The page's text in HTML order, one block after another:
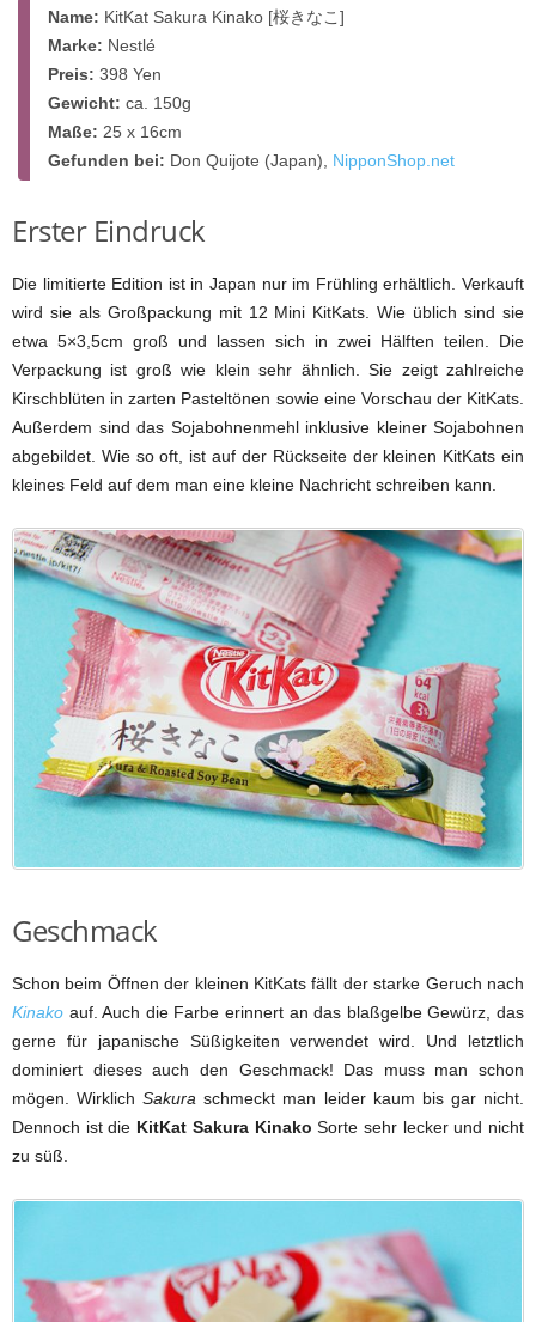
Name: KitKat Sakura Kinako [桜きなこ]
Marke: Nestlé
Preis: 398 Yen
Gewicht: ca. 150g
Maße: 25 x 16cm
Gefunden bei: Don Quijote (Japan), NipponShop.net
Erster Eindruck
Die limitierte Edition ist in Japan nur im Frühling erhältlich. Verkauft
wird sie als Großpackung mit 12 Mini KitKats. Wie üblich sind sie
etwa 5×3,5cm groß und lassen sich in zwei Hälften teilen. Die
Verpackung ist groß wie klein sehr ähnlich. Sie zeigt zahlreiche
Kirschblüten in zarten Pasteltönen sowie eine Vorschau der KitKats.
Außerdem sind das Sojabohnenmehl inklusive kleiner Sojabohnen
abgebildet. Wie so oft, ist auf der Rückseite der kleinen KitKats ein
kleines Feld auf dem man eine kleine Nachricht schreiben kann.
Geschmack
Schon beim Öffnen der kleinen KitKats fällt der starke Geruch nach
Kinako auf. Auch die Farbe erinnert an das blaßgelbe Gewürz, das
gerne für japanische Süßigkeiten verwendet wird. Und letztlich
dominiert dieses auch den Geschmack! Das muss man schon
mögen. Wirklich Sakura schmeckt man leider kaum bis gar nicht.
Dennoch ist die KitKat Sakura Kinako Sorte sehr lecker und nicht
zu süß.